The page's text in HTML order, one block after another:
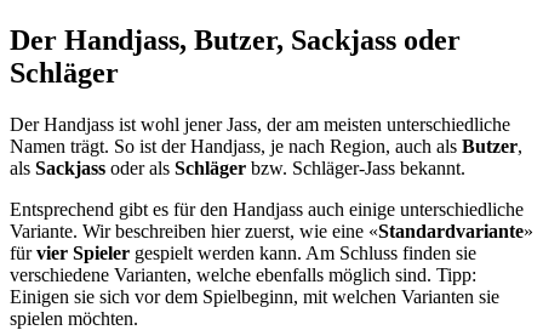
Der Handjass, Butzer, Sackjass oder
Schläger
Der Handjass ist wohl jener Jass, der am meisten unterschiedliche
Namen trägt. So ist der Handjass, je nach Region, auch als Butzer,
als Sackjass oder als Schläger bzw. Schläger-Jass bekannt.
Entsprechend gibt es für den Handjass auch einige unterschiedliche
Variante. Wir beschreiben hier zuerst, wie eine «Standardvariante»
fürvier Spieler gespielt werden kann. Am Schluss finden sie
verschiedene Varianten, welche ebenfalls möglich sind. Tipp:
Einigen sie sich vor dem Spielbeginn, mit welchen Varianten sie
spielen möchten.